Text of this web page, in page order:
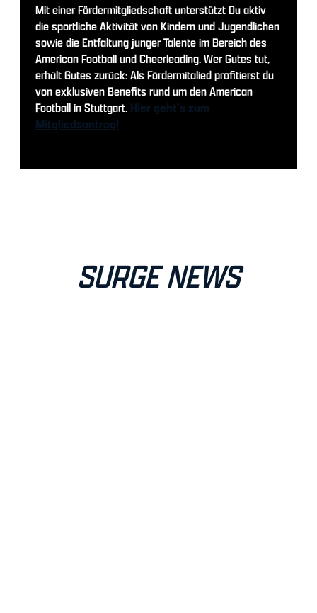
Mit einer Fördermitgliedschaft unterstützt Du aktiv
die sportliche Aktivität von Kindern und Jugendlichen
sowie die Entfaltung junger Talente im Bereich des
American Football und Cheerleading. Wer Gutes tut,
erhält Gutes zurück: Als Fördermitalied profitierst du
von exklusiven Benefits rund um den American
Football in Stuttgart. Hier geht’s zum
Mitgliedsantrag!
SURGE NEWS